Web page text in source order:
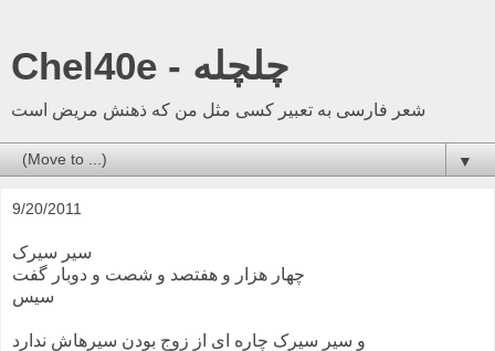
Chel40e - چلچله
شعر فارسی به تعبیر کسی مثل من که ذهنش مریض است
▼
9/20/2011
سیر سیرک
چهار هزار و هفتصد و شصت و دوبار گفت
سیس
و سیر سیرک چاره ای از زوج بودن سیرهاش ندارد